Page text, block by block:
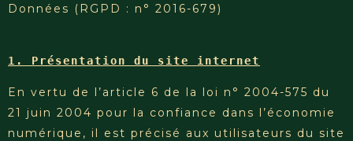
Données (RGPD : n° 2016-679)
1. Présentation du site internet
En vertu de l’article 6 de la loi n° 2004-575 du
21 juin 2004 pour la confiance dans l’économie
numérique, il est précisé aux utilisateurs du site